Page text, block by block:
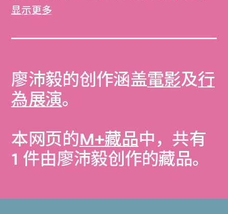
廖沛毅作為2019 Jerome Hill Artist Fellow，
显示更多
廖沛毅的创作涵盖電影及行
為展演。
本网页的M+藏品中，共有
1 件由廖沛毅创作的藏品。